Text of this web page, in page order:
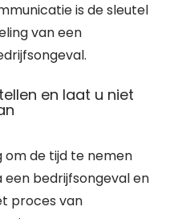
is de sleutel
van een
en laat u niet
om de tijd te nemen
bedrijfsongeval en
proces van